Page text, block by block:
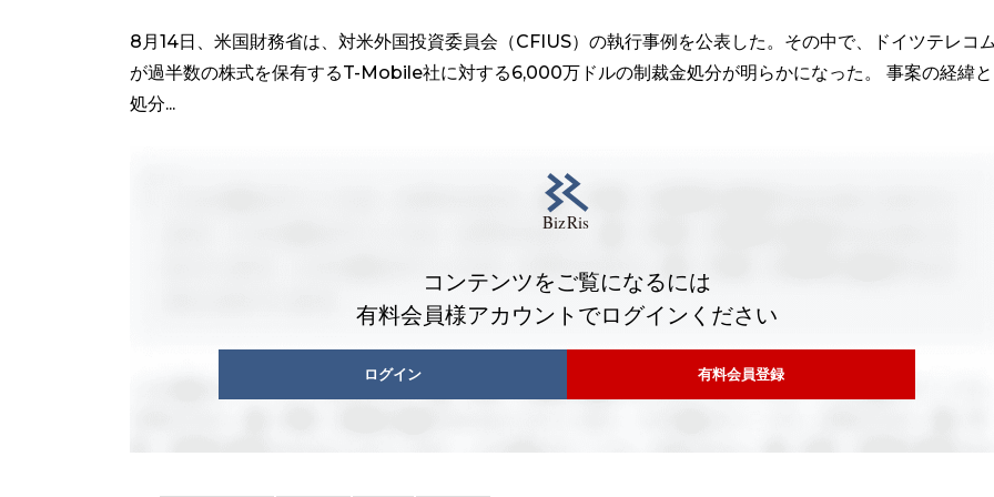
8月14日、米国財務省は、対米外国投資委員会（CFIUS）の執行事例を公表した。その中で、ドイツテレコ
が過半数の株式を保有するT-Mobile社に対する6,000万ドルの制裁金処分が明らかになった。 事案の経緯と
処分...
コンテンツをご覧になるには
有料会員様アカウントでログインください
ログイン 有料会員登録